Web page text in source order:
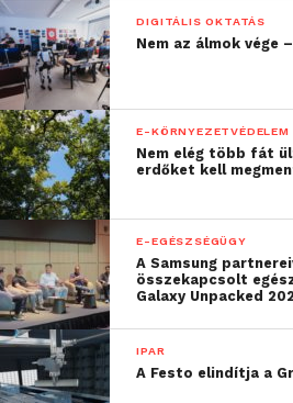
DIGITÁLIS OKTATÁS
Nem az álmok vége
E-KÖRNYEZETVÉDELEM
Nem elég több fát
erdőket kell
E-EGÉSZSÉGÜGY
A Samsung
összekapcsolt
Galaxy Unpacked
IPAR
A Festo elindítja a